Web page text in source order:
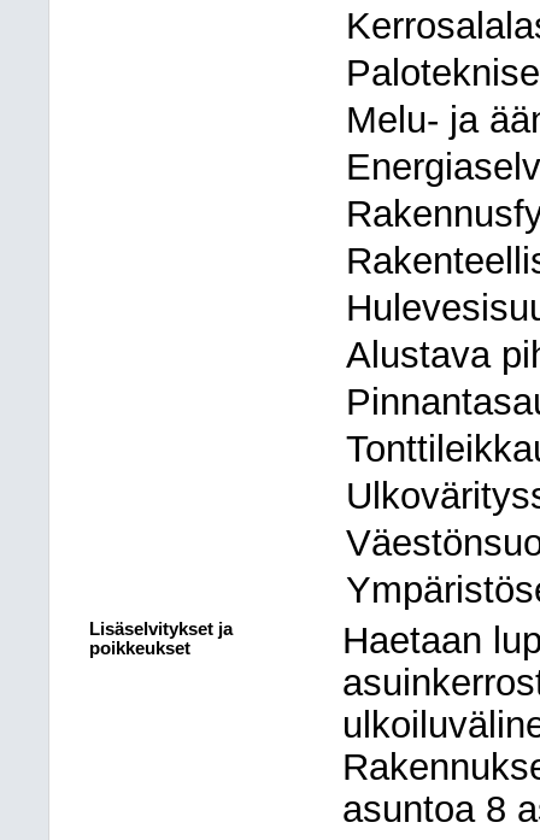
Melu- ja
Alustava
Lisäselvitykset ja
poikkeukset
Haetaan
asuntoa 8